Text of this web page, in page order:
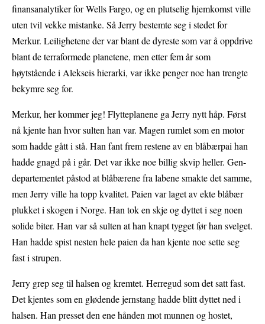
finansanalytiker for Wells Fargo, og en plutselig hjemkomst ville
uten tvil vekke mistanke. Så Jerry bestemte seg i stedet for
Merkur. Leilighetene der var blant de dyreste som var å oppdrive
blant de terraformede planetene, men etter fem år som
høytstående i Alekseis hierarki, var ikke penger noe han trengte
bekymre seg for.
Merkur, her kommer jeg! Flytteplanene ga Jerry nytt håp. Først
nå kjente han hvor sulten han var. Magen rumlet som en motor
som hadde gått i stå. Han fant frem restene av en blåbærpaihan
hadde gnagd på i går. Det var ikke noe billig skvip heller. Gen-
departementet påstod at blåbærene fra labene smakte det samme,
men Jerry ville ha topp kvalitet. Paien var laget av ekte blåbær
plukket i skogen i Norge. Han tok en skje og dyttet i seg noen
solide biter. Han var så sulten at han knapt tygget før han svelget.
Han hadde spist nesten hele paien da han kjente noe sette seg
fast i strupen.
Jerry grep seg til halsen og kremtet. Herregud som det satt fast.
Det kjentes som en glødende jernstang hadde blitt dyttet ned i
halsen. Han presset den ene hånden mot munnen og hostet,